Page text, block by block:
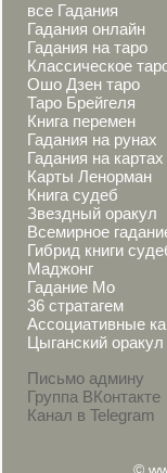
все Гадания
Гадания онлайн
Гадания на таро
Классическое
Ошо Дзен таро
Таро Брейгеля
Книга перемен
Гадания на рунах
Гадания на картах
Карты Ленорман
Книга судеб
Звездный оракул
Всемирное
Гибрид книги
Маджонг
Гадание Мо
36 стратагем
Ассоциативные
Цыганский оракул
Письмо админу
Группа ВКонтакте
Канал в Telegram